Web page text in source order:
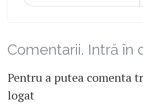
Comentarii. Intră în
Pentru a putea comenta
logat